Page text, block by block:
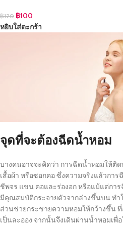
฿120 ฿100
หยิบใส่ตะกร้า
จุดที่จะต้องฉีดน้ำหอม
บางคนอาจจะคิดว่า การฉีดน้ำหอมให้ติ
เสื้อผ้า หรือซอกคอ ซึ่งความจริงแล้วกา
ชีพจร แขน คอและร่องอก หรือแม้แต่กา
มีคุณสมบัติกระจายตัวจากล่างขึ้นบน ท
ส่วนช่วยกระชายความหอมให้กว้างขึ้น
เป็นละออง จากนั้นจึงเดินผ่านน้ำหอมเพื่